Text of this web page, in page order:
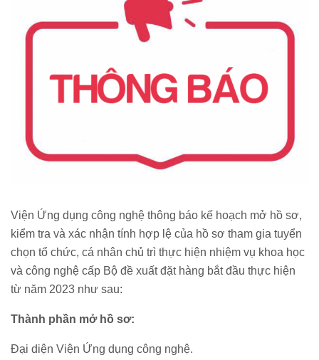
Viện Ứng dụng công nghệ thông báo kế hoạch mở hồ sơ,
kiểm tra và xác nhận tính hợp lệ của hồ sơ tham gia tuyển
chọn tổ chức, cá nhân chủ trì thực hiện nhiệm vụ khoa học
và công nghệ cấp Bộ đề xuất đặt hàng bắt đầu thực hiện
từ năm 2023 như sau:
Thành phần mở hồ sơ:
Đại diện Viện Ứng dụng công nghệ.